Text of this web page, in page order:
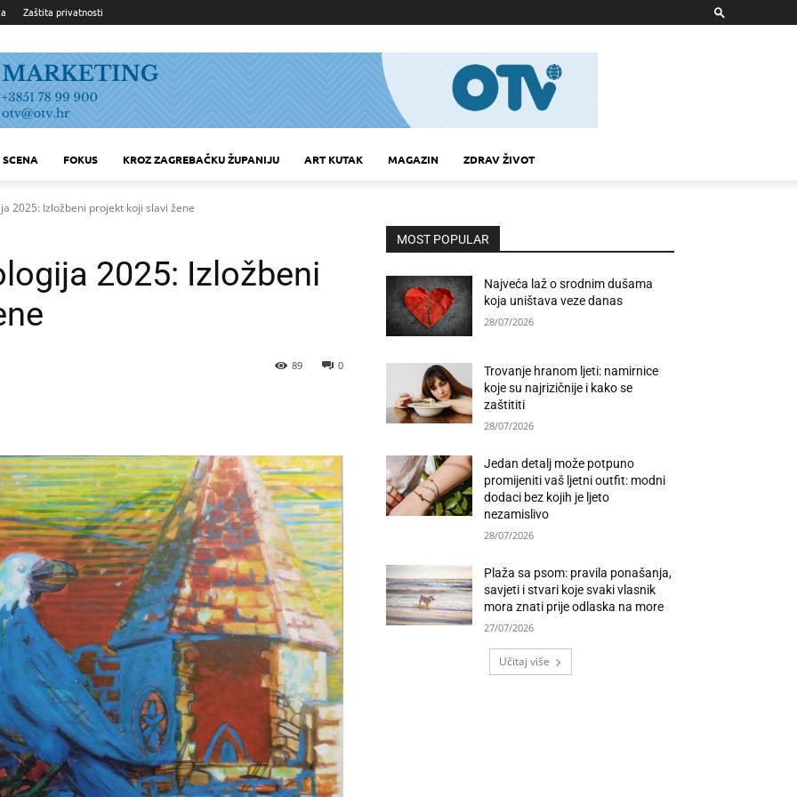
Zaštita privatnosti
SCENA FOKUS KROZ ZAGREBAČKU ŽUPANIJU ART KUTAK MAGAZIN ZDRAV ŽIVOT
2025: Izložbeni projekt koji slavi žene
2025: Izložbeni
0
89
MOST POPULAR
Najveća laž o srodnim dušama
koja uništava veze danas
28/07/2026
Trovanje hranom ljeti: namirnice
koje su najrizičnije i kako se
zaštititi
28/07/2026
Jedan detalj može potpuno
promijeniti vaš ljetni outfit: modni
dodaci bez kojih je ljeto
nezamislivo
28/07/2026
Plaža sa psom: pravila ponašanja,
savjeti i stvari koje svaki vlasnik
mora znati prije odlaska na more
27/07/2026
Učitaj više